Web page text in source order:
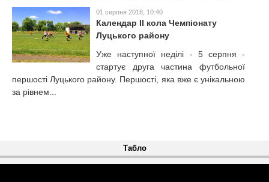
01 серпня 2018, 10:40
Календар ІІ кола Чемпіонату
Луцького району
Уже наступної неділі - 5 серпня -
стартує друга частина футбольної
першості Луцького району. Першості, яка вже є унікальною
за рівнем...
Табло